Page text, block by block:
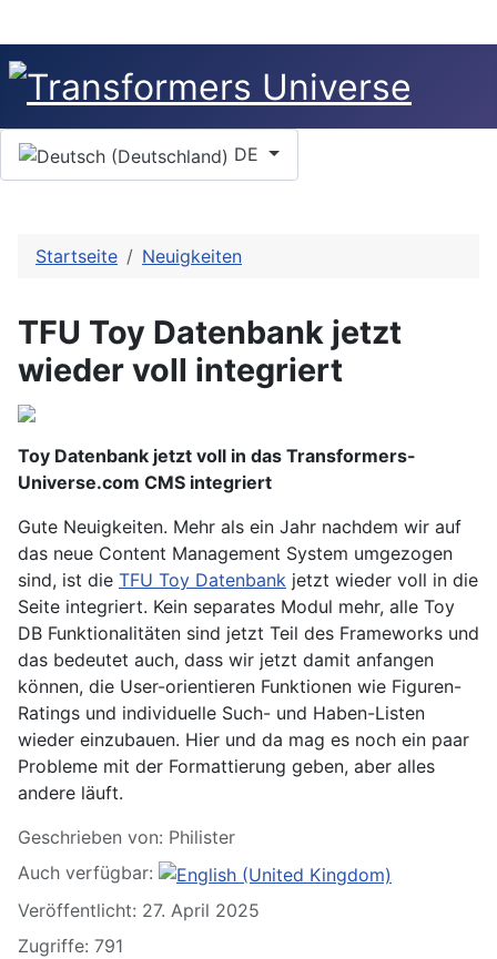
Sprache auswählen
DE
Startseite Neuigkeiten
TFU Toy Datenbank jetzt
wieder voll integriert
Toy Datenbank jetzt voll in das Transformers-
Universe.com CMS integriert
Gute Neuigkeiten. Mehr als ein Jahr nachdem wir auf
das neue Content Management System umgezogen
sind, ist die TFU Toy Datenbank jetzt wieder voll in die
Seite integriert. Kein separates Modul mehr, alle Toy
DB Funktionalitäten sind jetzt Teil des Frameworks und
das bedeutet auch, dass wir jetzt damit anfangen
können, die User-orientieren Funktionen wie Figuren-
Ratings und individuelle Such- und Haben-Listen
wieder einzubauen. Hier und da mag es noch ein paar
Probleme mit der Formattierung geben, aber alles
andere läuft.
Geschrieben von: Philister
Auch verfügbar:
Veröffentlicht: 27. April 2025
Zugriffe: 791